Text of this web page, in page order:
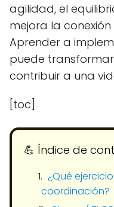
agilidad, el
mejora la
Aprender a
puede
contribuir a una
[toc]
💪​ Índice de
¿Qué
coordinación?